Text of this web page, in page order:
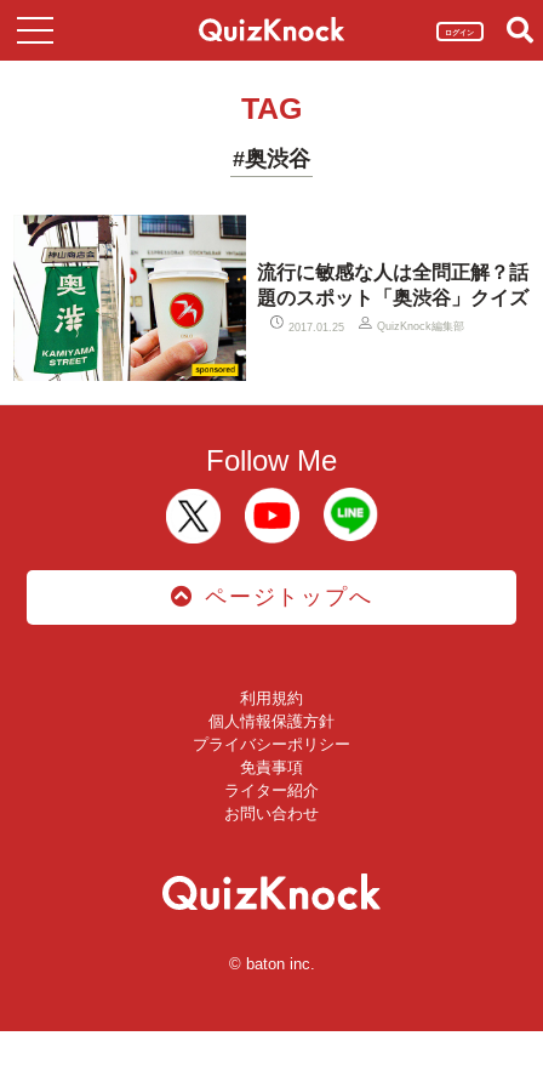
ログイン
TAG
#奥渋谷
流行に敏感な人は全問正解？話
題のスポット「奥渋谷」クイズ
2017.01.25 QuizKnock編集部
Follow Me
ページトップへ
利用規約
個人情報保護方針
プライバシーポリシー
免責事項
ライター紹介
お問い合わせ
© baton inc.